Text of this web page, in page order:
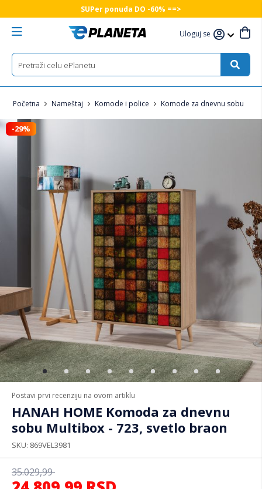
SUPer ponuda DO -60% ==>
Uloguj se
Početna Nameštaj Komode i police Komode za dnevnu sobu
Postavi prvi recenziju na ovom artiklu
HANAH HOME Komoda za dnevnu
sobu Multibox - 723, svetlo braon
SKU 869VEL3981
35.029,99
-29%